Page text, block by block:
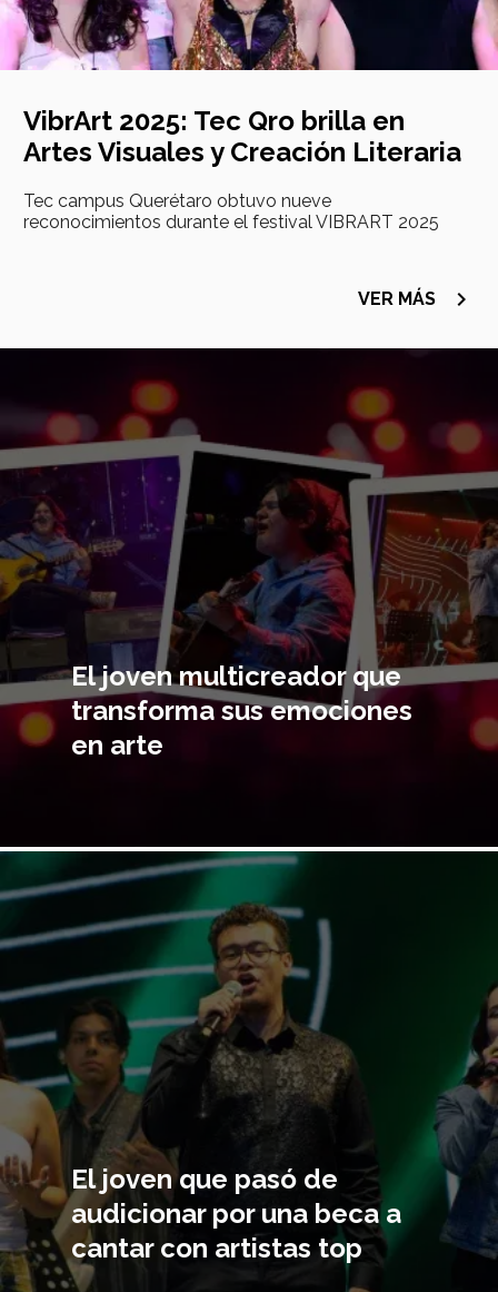
VibrArt 2025: Tec Qro brilla en
Artes Visuales y Creación Literaria
Tec campus Querétaro obtuvo nueve
reconocimientos durante el festival VIBRART 2025
VER MÁS navigate_next
El joven multicreador que
transforma sus emociones
en arte
principal
El joven que pasó de
audicionar por una beca a
cantar con artistas top